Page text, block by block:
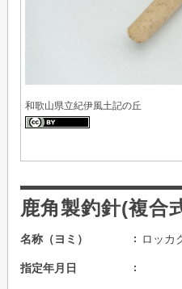
和歌山県立紀伊風土記の丘
鹿角製釣針(複合
名称（ヨミ） ロッカ
指定年月日